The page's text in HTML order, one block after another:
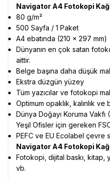
Navigator A4 Fotokopi
80 g/m²
500 Sayfa / 1 Paket
A4 ebatında (210 x 297 mm)
Dünyanın en çok satan
aittir.
Belge başına daha düşük
Ekstra düzgün yüzey
Tüm yazıcılar ve fotokopi
Optimum opaklık, kalınlık ve
Dünya Doğayı Koruma Vakfı
Yeşil Ofisler için gereken
PEFC ve EU Ecolabel çevre
Navigator A4 Fotokopi
Fotokopi, dijital baskı, kitap,
vb.